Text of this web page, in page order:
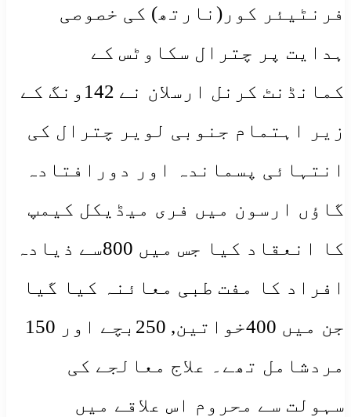
فرنٹیئر کور(نارتھ) کی خصوصی
ہدایت پر چترال سکاوٹس کے
کمانڈنٹ کرنل ارسلان نے 142ونگ کے
زیر اہتمام جنوبی لویر چترال کی
انتہائی پسماندہ اور دورافتادہ
گاؤں ارسون میں فری میڈیکل کیمپ
کا انعقاد کیا جس میں 800سے ذیادہ
افراد کا مفت طبی معائنہ کیا گیا
جن میں 400خواتین, 250بچے اور 150
مردشامل تھے۔ علاج معالجے کی
سہولت سے محروم اس علاقے میں